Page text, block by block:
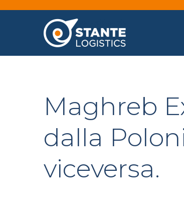
Maghreb
dalla
viceversa.